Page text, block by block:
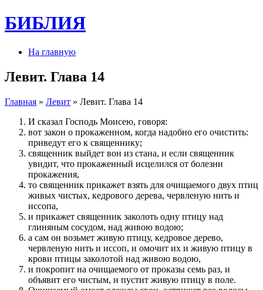
БИБЛИЯ
На главную
Левит. Глава 14
Главная » Левит » Левит. Глава 14
И сказал Господь Моисею, говоря:
вот закон о прокаженном, когда надобно его очистить:
приведут его к священнику;
священник выйдет вон из стана, и если священник
увидит, что прокаженный исцелился от болезни
прокажения,
то священник прикажет взять для очищаемого двух птиц
живых чистых, кедрового дерева, червленую нить и
иссопа,
и прикажет священник заколоть одну птицу над
глиняным сосудом, над живою водою;
а сам он возьмет живую птицу, кедровое дерево,
червленую нить и иссоп, и омочит их и живую птицу в
крови птицы заколотой над живою водою,
и покропит на очищаемого от проказы семь раз, и
объявит его чистым, и пустит живую птицу в поле.